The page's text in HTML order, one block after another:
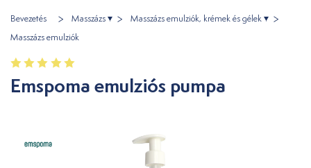
Bevezetés Masszázs
Masszázs emulziók, krémek és gélek
Masszázs emulziók
Emspoma emulziós pumpa